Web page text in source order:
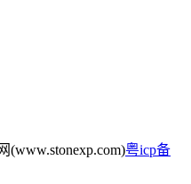
(www.stonexp.com)粤icp备